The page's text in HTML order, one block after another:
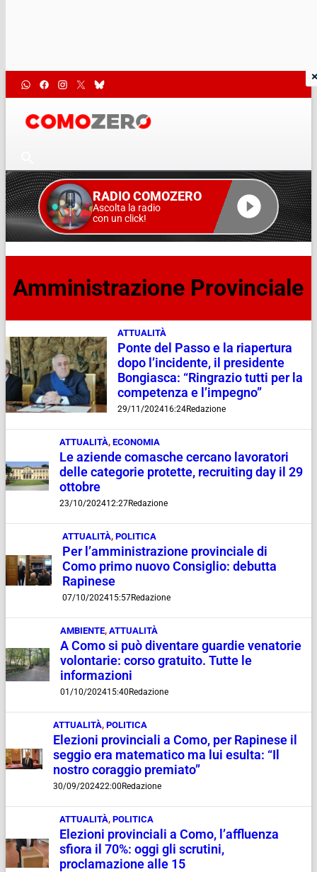
RADIO COMOZERO
Ascolta la radio
con un click!
Amministrazione Provinciale
ATTUALITÀ
Ponte del Passo e la riapertura
dopo l’incidente, il presidente
Bongiasca: “Ringrazio tutti per la
competenza e l’impegno”
29/11/202416:24Redazione
ATTUALITÀ,ECONOMIA
Le aziende comasche cercano lavoratori
delle categorie protette, recruiting day il 29
ottobre
23/10/202412:27Redazione
ATTUALITÀ,POLITICA
Per l’amministrazione provinciale di
Como primo nuovo Consiglio: debutta
Rapinese
07/10/202415:57Redazione
AMBIENTE, ATTUALITÀ
A Como si può diventare guardie venatorie
volontarie: corso gratuito. Tutte le
informazioni
01/10/202415:40Redazione
ATTUALITÀ,POLITICA
Elezioni provinciali a Como, per Rapinese il
seggio era matematico ma lui esulta: “Il
nostro coraggio premiato”
30/09/202422:00Redazione
ATTUALITÀ,POLITICA
Elezioni provinciali a Como, l’affluenza
sfiora il 70%: oggi gli scrutini,
proclamazione alle 15